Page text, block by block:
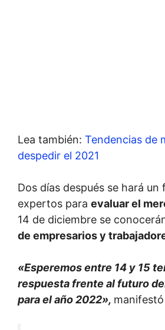
Lea también: Tendencias de
despedir el 2021
Dos días después se hará un
expertos para evaluar el
14 de diciembre se
de empresarios y
«Esperemos entre 14 y 15
respuesta frente al futuro
para el año 2022»,